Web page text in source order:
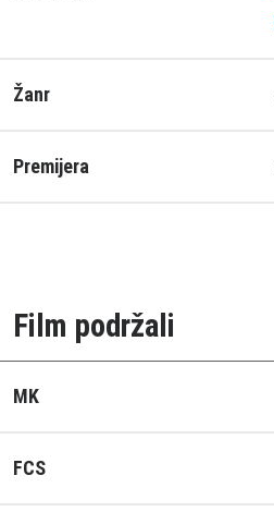
Žanr
Premijera
Film podržali
MK
FCS